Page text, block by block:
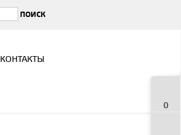
КОНТАКТЫ
0